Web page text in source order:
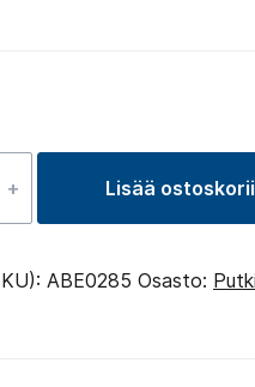
+ Lisää
ABE0285 Osasto: